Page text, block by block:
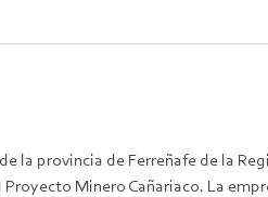
la provincia de Ferreñafe de la
Minero Cañariaco. La